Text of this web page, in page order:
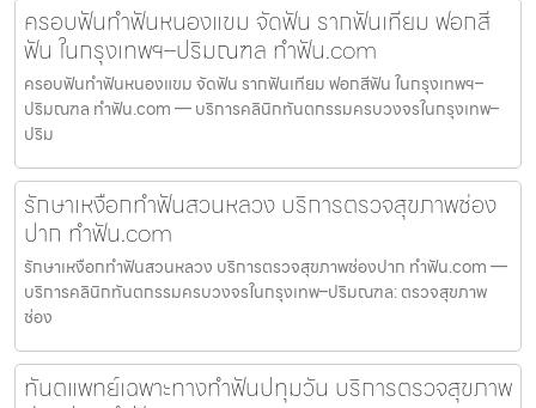
ครอบฟันทำฟันหนองแขม จัดฟัน รากฟันเทียม ฟอกสี
ฟัน ในกรุงเทพฯ–ปริมณฑล ทำฟัน.com
ครอบฟันทำฟันหนองแขม จัดฟัน รากฟันเทียม ฟอกสีฟัน ในกรุงเทพฯ–
ปริมณฑล ทำฟัน.com — บริการคลินิกทันตกรรมครบวงจรในกรุงเทพ–
ปริม
รักษาเหงือกทำฟันสวนหลวง บริการตรวจสุขภาพช่อง
ปาก ทำฟัน.com
รักษาเหงือกทำฟันสวนหลวง บริการตรวจสุขภาพช่องปาก ทำฟัน.com —
บริการคลินิกทันตกรรมครบวงจรในกรุงเทพ–ปริมณฑล: ตรวจสุขภาพ
ช่อง
ทันตแพทย์เฉพาะทางทำฟันปทุมวัน บริการตรวจสุขภาพ